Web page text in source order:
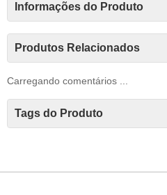
Informações do Produto
Produtos Relacionados
Carregando comentários ...
Tags do Produto